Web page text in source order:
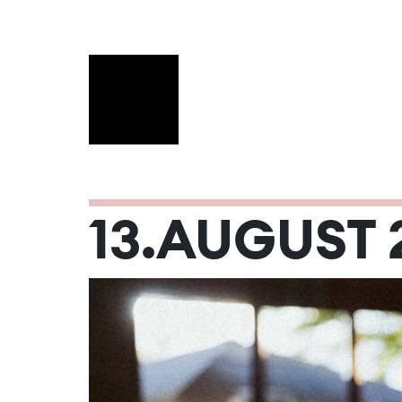
AUGUST
Di
13.AUGUST